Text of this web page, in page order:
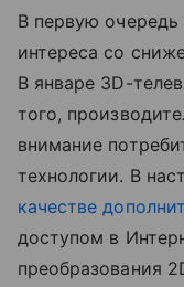
В первую очередь
интереса со
В январе 3D-
того,
внимание
технологии. В
качестве
доступом в
преобразования